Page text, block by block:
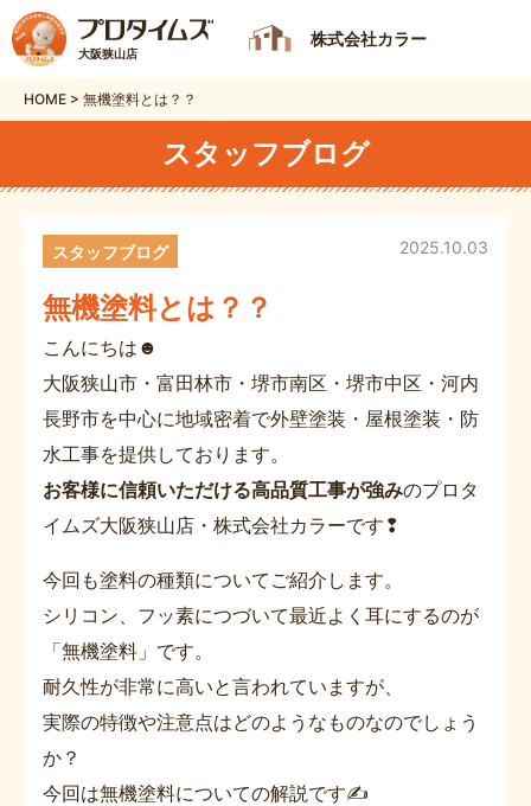
大阪狭山店
株式会社カラー
HOME > 無機塗料とは？？
スタッフブログ
無機塗料とは？？
2025.10.03
スタッフブログ
こんにちは☻
大阪狭山市・富田林市・堺市南区・堺市中区・河内
長野市を中心に地域密着で外壁塗装・屋根塗装・防
水工事を提供しております。
お客様に信頼いただける高品質工事が強みのプロタ
イムズ大阪狭山店・株式会社カラーです❢
今回も塗料の種類についてご紹介します。
シリコン、フッ素につづいて最近よく耳にするのが
「無機塗料」です。
耐久性が非常に高いと言われていますが、
実際の特徴や注意点はどのようなものなのでしょう
か？
今回は無機塗料についての解説です✍